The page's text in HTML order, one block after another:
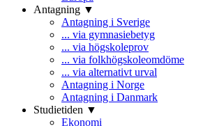
Antagning ▼
Antagning i Sverige
... via gymnasiebetyg
... via högskoleprov
... via folkhögskoleomdöme
... via alternativt urval
Antagning i Norge
Antagning i Danmark
Studietiden ▼
Ekonomi